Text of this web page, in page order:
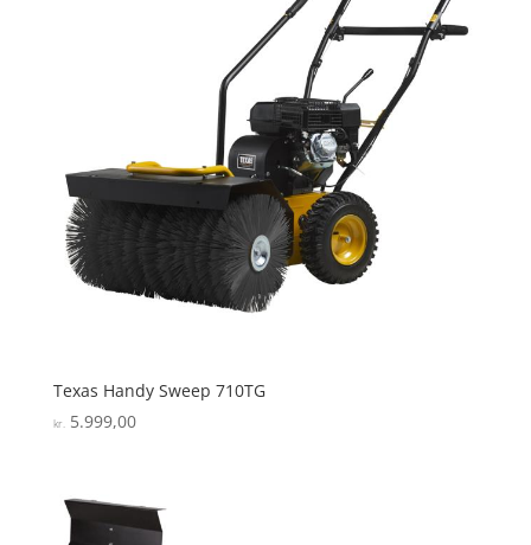
Texas Handy Sweep 710TG
kr.5.999,00